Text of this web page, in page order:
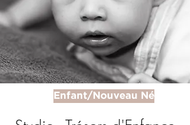
Enfant/Nouveau Né